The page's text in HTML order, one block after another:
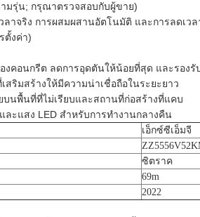
มรุ่น; กรุณาตรวจสอบกับผู้ขาย)
าจริง การผสมผสานอัตโนมัติ และการลดเว
ตั้งค่า)
คอนกรีต ลดการอุดตันให้น้อยที่สุด และรองรั
ริมสร้างให้มีความน่าเชื่อถือในระยะยาว
บนพื้นที่ที่ไม่เรียบและสถานที่ก่อสร้างที่แคบ
ะแสง LED สําหรับการทํางานกลางคืน
เอ็กซ์ซีเอ็มจี
ซิตราค
69m
2022